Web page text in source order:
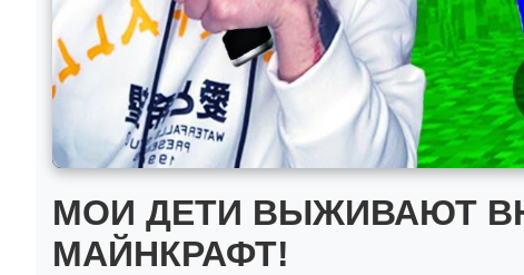
МОИ ДЕТИ ВЫЖИВАЮТ
МАЙНКРАФТ!